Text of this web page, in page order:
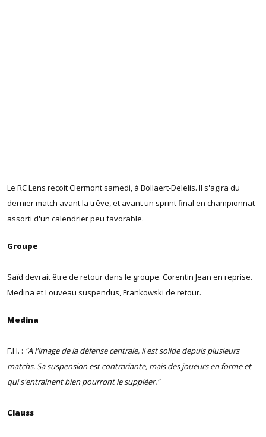
Le RC Lens reçoit Clermont samedi, à Bollaert-Delelis. Il s'agira du
dernier match avant la trêve, et avant un sprint final en championnat
assorti d'un calendrier peu favorable.
Groupe
Saïd devrait être de retour dans le groupe. Corentin Jean en reprise.
Medina et Louveau suspendus, Frankowski de retour.
Medina
F.H. : "A l'image de la défense centrale, il est solide depuis plusieurs
matchs. Sa suspension est contrariante, mais des joueurs en forme et
qui s'entrainent bien pourront le suppléer."
Clauss